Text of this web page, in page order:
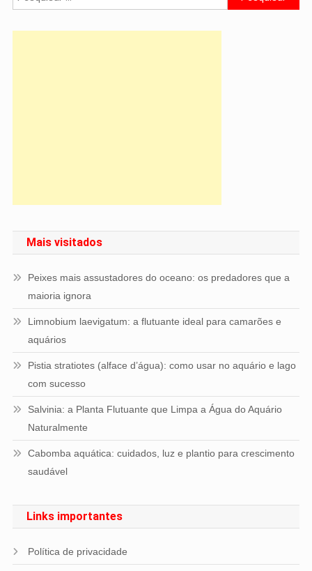
por:
Mais visitados
Peixes mais assustadores do oceano: os predadores que a
maioria ignora
Limnobium laevigatum: a flutuante ideal para camarões e
aquários
Pistia stratiotes (alface d’água): como usar no aquário e lago
com sucesso
Salvinia: a Planta Flutuante que Limpa a Água do Aquário
Naturalmente
Cabomba aquática: cuidados, luz e plantio para crescimento
saudável
Links importantes
Política de privacidade